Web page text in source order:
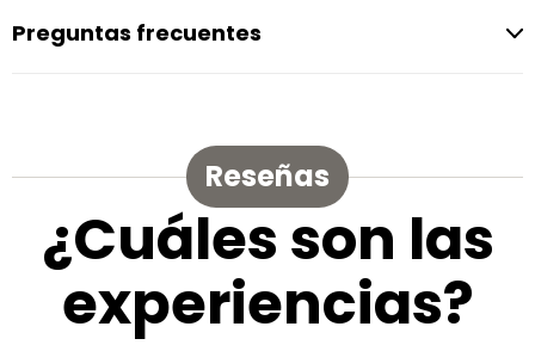
Preguntas frecuentes
Reseñas
¿Cuáles son las
experiencias?